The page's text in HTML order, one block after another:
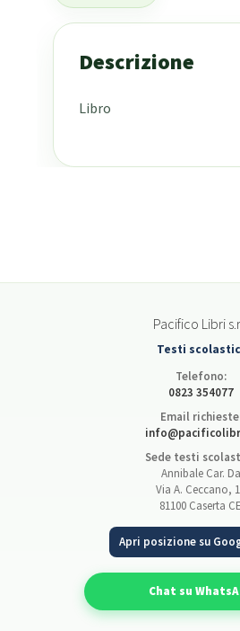
Descrizione
Libro
Pacifico Libri
Testi
Telefono:
0823 354077
Email
Sede testi
Annibale Car. Da
Via A. Ceccano,
81100 Caserta CE
Apri posizione su
Chat su